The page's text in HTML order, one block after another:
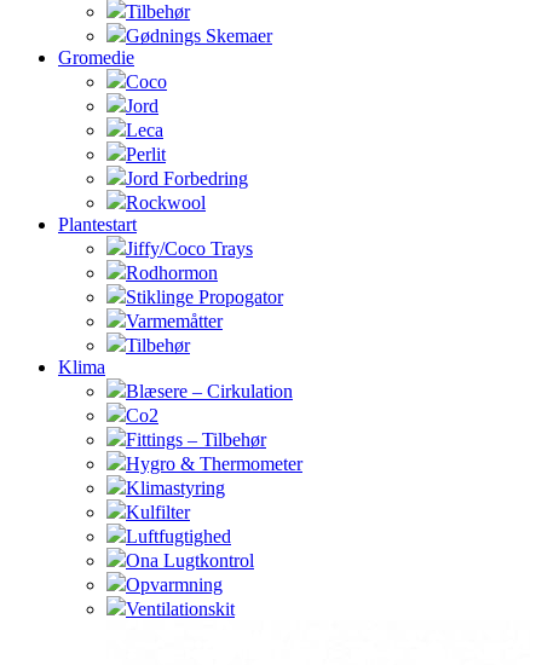
Tilbehør
Gødnings Skemaer
Gromedie
Coco
Jord
Leca
Perlit
Jord Forbedring
Rockwool
Plantestart
Jiffy/Coco Trays
Rodhormon
Stiklinge Propogator
Varmemåtter
Tilbehør
Klima
Blæsere – Cirkulation
Co2
Fittings – Tilbehør
Hygro & Thermometer
Klimastyring
Kulfilter
Luftfugtighed
Ona Lugtkontrol
Opvarmning
Ventilationskit